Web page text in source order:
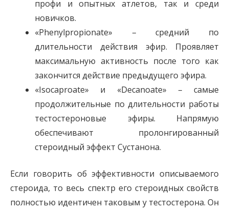
профи и опытных атлетов, так и среди
новичков.
«Phenylpropionate» – средний по
длительности действия эфир. Проявляет
максимальную активность после того как
закончится действие предыдущего эфира.
«Isocaproate» и «Decanoate» – самые
продолжительные по длительности работы
тестостероновые эфиры. Напрямую
обеспечивают пролонгированный
стероидный эффект Сустанона.
Если говорить об эффективности описываемого
стероида, то весь спектр его стероидных свойств
полностью идентичен таковым у тестостерона. Он